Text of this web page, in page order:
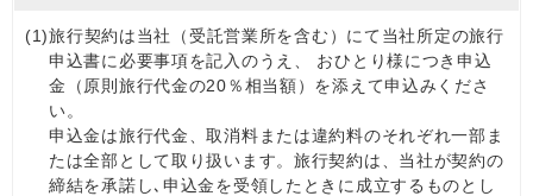
(1)旅行契約は当社（受託営業所を含む）にて当社所定の旅行
申込書に必要事項を記入のうえ、 おひとり様につき申込
金（原則旅行代金の20％相当額）を添えて申込みくださ
い。
申込金は旅行代金、取消料または違約料のそれぞれ一部ま
たは全部として取り扱います。旅行契約は、当社が契約の
締結を承諾し､申込金を受領したときに成立するものとし